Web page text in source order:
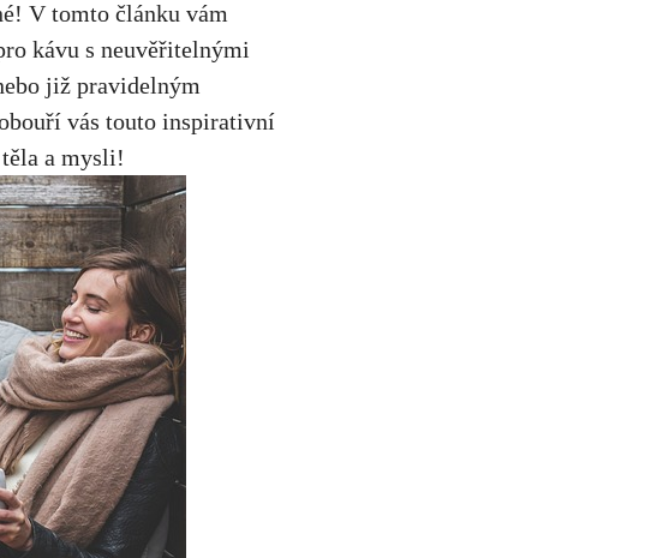
V tomto článku vám
kávu ⁢s neuvěřitelnými​
již pravidelným
vás touto inspirativní
a mysli!